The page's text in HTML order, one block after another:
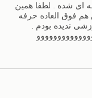
ای شده . لطفا همین
فوق العاده حرفه
ندیده بودم .